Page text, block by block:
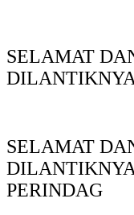
SELAMAT
SELAMAT
PERINDAG